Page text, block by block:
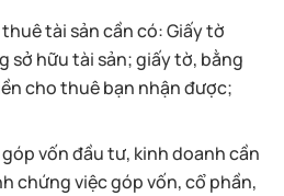
tài sản cần có: Giấy tờ
sở hữu tài sản; giấy tờ, bằng
cho thuê bạn nhận được;
vốn đầu tư, kinh doanh cần
chứng việc góp vốn, cổ phần,